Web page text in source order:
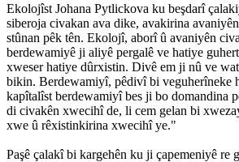
Ekolojîst Johana Pytlickova ku beşdarî
siberoja civakan ava dike, avakirina
stûnan pêk tên. Ekolojî, aborî û avaniyên
berdewamiyê ji aliyê pergalê ve hatiye
xweser hatiye dûrxistin. Divê em ji nû ve
bikin. Berdewamiyî, pêdivî bi veguherîneke
kapîtalîst berdewamiyî bes ji bo domandina
di civakên xwecihî de, li cem gelan bi
xwe û rêxistinkirina xwecihî ye."
Paşê çalakî bi kargehên ku ji çapemeniyê re